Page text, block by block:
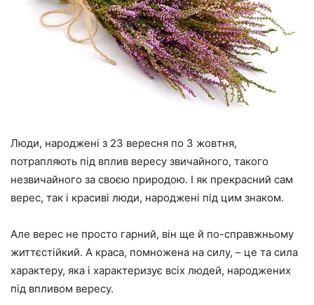
Люди, народжені з 23 вересня по 3 жовтня,
потрапляють під вплив вересу звичайного, такого
незвичайного за своєю природою. І як прекрасний сам
верес, так і красиві люди, народжені під цим знаком.
Але верес не просто гарний, він ще й по-справжньому
життєстійкий. А краса, помножена на силу, – це та сила
характеру, яка і характеризує всіх людей, народжених
під впливом вересу.